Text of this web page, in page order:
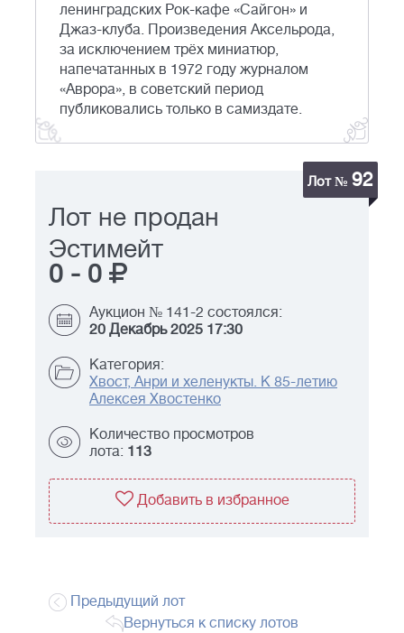
ленинградских Рок-кафе «Сайгон» и
Джаз-клуба. Произведения Аксельрода,
за исключением трёх миниатюр,
напечатанных в 1972 году журналом
«Аврора», в советский период
публиковались только в самиздате.
Лот № 92
Лот не продан
Эстимейт
0 - 0
Аукцион № 141-2 состоялся:
20 Декабрь 2025 17:30
Категория:
Хвост, Анри и хеленукты. К 85-летию
Алексея Хвостенко
Количество просмотров
лота: 113
Добавить в избранное
Предыдущий лот
Вернуться к списку лотов